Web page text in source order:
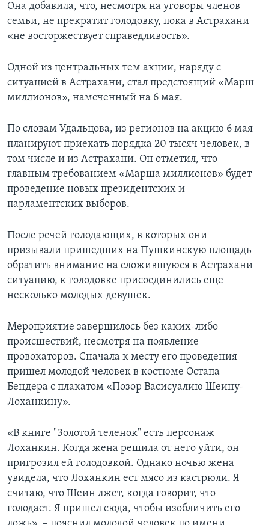
Она добавила, что, несмотря на уговоры членов
семьи, не прекратит голодовку, пока в Астрахани
«не восторжествует справедливость».
Одной из центральных тем акции, наряду с
ситуацией в Астрахани, стал предстоящий «Марш
миллионов», намеченный на 6 мая.
По словам Удальцова, из регионов на акцию 6 мая
планируют приехать порядка 20 тысяч человек, в
том числе и из Астрахани. Он отметил, что
главным требованием «Марша миллионов» будет
проведение новых президентских и
парламентских выборов.
После речей голодающих, в которых они
призывали пришедших на Пушкинскую площадь
обратить внимание на сложившуюся в Астрахани
ситуацию, к голодовке присоединились еще
несколько молодых девушек.
Мероприятие завершилось без каких-либо
происшествий, несмотря на появление
провокаторов. Сначала к месту его проведения
пришел молодой человек в костюме Остапа
Бендера с плакатом «Позор Васисуалию Шеину-
Лоханкину».
«В книге "Золотой теленок" есть персонаж
Лоханкин. Когда жена решила от него уйти, он
пригрозил ей голодовкой. Однако ночью жена
увидела, что Лоханкин ест мясо из кастрюли. Я
считаю, что Шеин лжет, когда говорит, что
голодает. Я пришел сюда, чтобы изобличить его